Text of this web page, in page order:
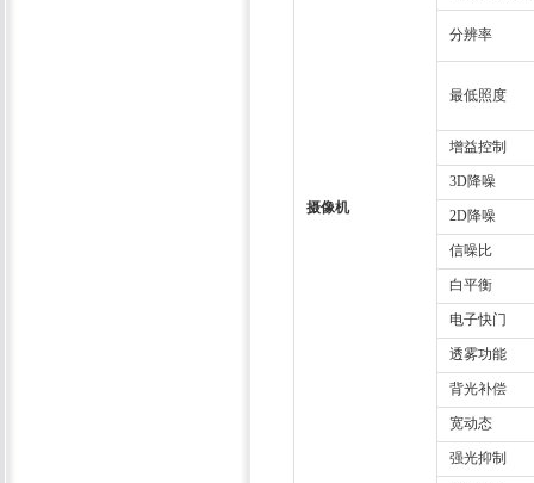
摄像机
分辨率
最低照度
增益控制
3D降噪
2D降噪
信噪比
白平衡
电子快门
透雾功能
背光补偿
宽动态
强光抑制